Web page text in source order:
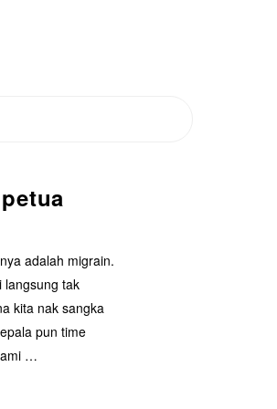
adalah migrain.
langsung tak
kita nak sangka
pun time
…